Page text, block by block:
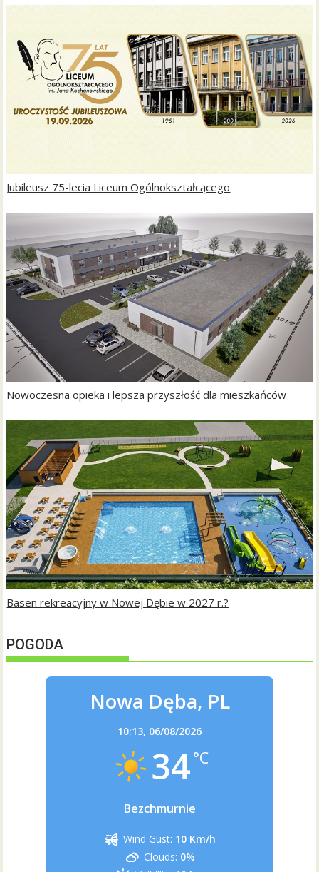
Jubileusz 75-lecia Liceum Ogólnokształcącego
Nowoczesna opieka i lepsza przyszłość dla mieszkańców
Basen rekreacyjny w Nowej Dębie w 2027 r.?
POGODA
Nowa Dęba, PL
10:13, 06/08/2026
34°C
Bezchmurnie
Wind Gust: 10 Km/h
Clouds: 0%